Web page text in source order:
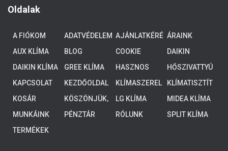
Oldalak
A FIÓKOM ADATVÉDELEM AJÁNLATKÉRÉ ÁRAINK
AUX KLÍMA
BLOG
COOKIE
DAIKIN
ALACSONY
HŐMÉRSÉKLE
RENDSZEREK,
DAIKIN KLÍMA GREE KLÍMA
HASZNOS
TUDNIVALÓK
HŐSZIVATTYÚ
KAPCSOLAT KEZDŐOLDAL
KLÍMASZEREL
KLÍMATISZTÍT
KOSÁR
KÖSZÖNJÜK,
HOGY
ELKÜLDTE
LG KLÍMA
MIDEA KLÍMA
MUNKÁINK
PÉNZTÁR RÓLUNK
SPLIT KLÍMA
TERMÉKEK